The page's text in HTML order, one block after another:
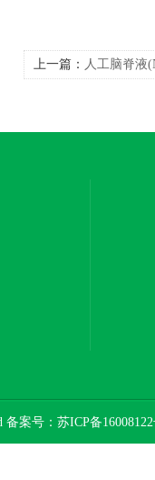
上一篇： 人工脑脊液
备案号： 苏ICP备